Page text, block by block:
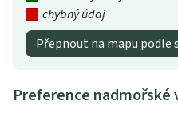
chybný údaj
Přepnout na mapu podle
Preference nadmořské